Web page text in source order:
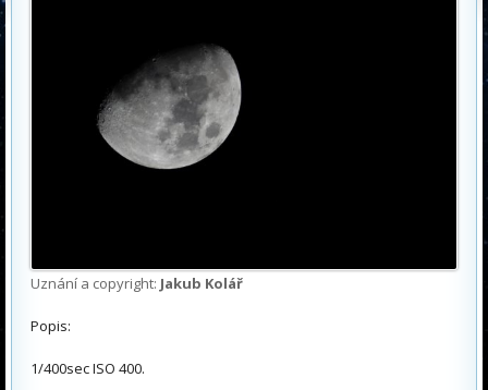
Uznání a copyright: Jakub Kolář
Popis:
1/400sec ISO 400.